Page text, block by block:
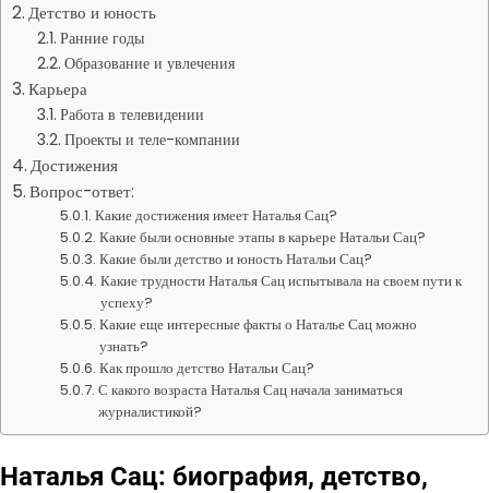
Детство и юность
Ранние годы
Образование и увлечения
Карьера
Работа в телевидении
Проекты и теле-компании
Достижения
Вопрос-ответ:
Какие достижения имеет Наталья Сац?
Какие были основные этапы в карьере Натальи Сац?
Какие были детство и юность Натальи Сац?
Какие трудности Наталья Сац испытывала на своем пути к
успеху?
Какие еще интересные факты о Наталье Сац можно
узнать?
Как прошло детство Натальи Сац?
С какого возраста Наталья Сац начала заниматься
журналистикой?
Наталья Сац: биография, детство,